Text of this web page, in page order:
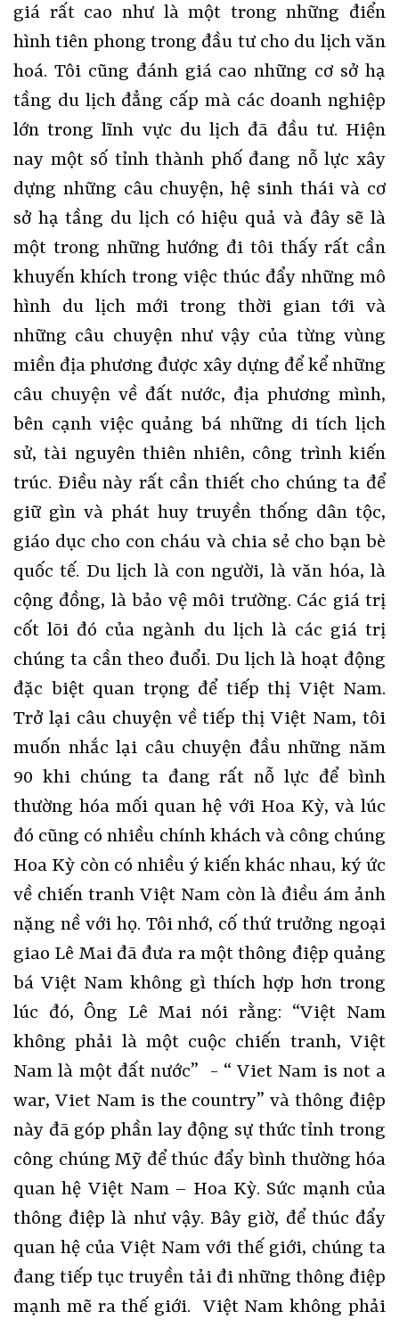
giá rất cao như là một trong những điển
hình tiên phong trong đầu tư cho du lịch văn
hoá. Tôi cũng đánh giá cao những cơ sở hạ
tầng du lịch đẳng cấp mà các doanh nghiệp
lớn trong lĩnh vực du lịch đã đầu tư. Hiện
nay một số tỉnh thành phố đang nỗ lực xây
dựng những câu chuyện, hệ sinh thái và cơ
sở hạ tầng du lịch có hiệu quả và đây sẽ là
một trong những hướng đi tôi thấy rất cần
khuyến khích trong việc thúc đẩy những mô
hình du lịch mới trong thời gian tới và
những câu chuyện như vậy của từng vùng
miền địa phương được xây dựng để kể những
câu chuyện về đất nước, địa phương mình,
bên cạnh việc quảng bá những di tích lịch
sử, tài nguyên thiên nhiên, công trình kiến
trúc. Điều này rất cần thiết cho chúng ta để
giữ gìn và phát huy truyền thống dân tộc,
giáo dục cho con cháu và chia sẻ cho bạn bè
quốc tế. Du lịch là con người, là văn hóa, là
cộng đồng, là bảo vệ môi trường. Các giá trị
cốt lõi đó của ngành du lịch là các giá trị
chúng ta cần theo đuổi. Du lịch là hoạt động
đặc biệt quan trọng để tiếp thị Việt Nam.
Trở lại câu chuyện về tiếp thị Việt Nam, tôi
muốn nhắc lại câu chuyện đầu những năm
90 khi chúng ta đang rất nỗ lực để bình
thường hóa mối quan hệ với Hoa Kỳ, và lúc
đó cũng có nhiều chính khách và công chúng
Hoa Kỳ còn có nhiều ý kiến khác nhau, ký ức
về chiến tranh Việt Nam còn là điều ám ảnh
nặng nề với họ. Tôi nhớ, cố thứ trưởng ngoại
giao Lê Mai đã đưa ra một thông điệp quảng
bá Việt Nam không gì thích hợp hơn trong
lúc đó, Ông Lê Mai nói rằng: “Việt Nam
không phải là một cuộc chiến tranh, Việt
Nam là một đất nước” - “ Viet Nam is not a
war, Viet Nam is the country” và thông điệp
này đã góp phần lay động sự thức tỉnh trong
công chúng Mỹ để thúc đẩy bình thường hóa
quan hệ Việt Nam – Hoa Kỳ. Sức mạnh của
thông điệp là như vậy. Bây giờ, để thúc đẩy
quan hệ của Việt Nam với thế giới, chúng ta
đang tiếp tục truyền tải đi những thông điệp
mạnh mẽ ra thế giới. Việt Nam không phải